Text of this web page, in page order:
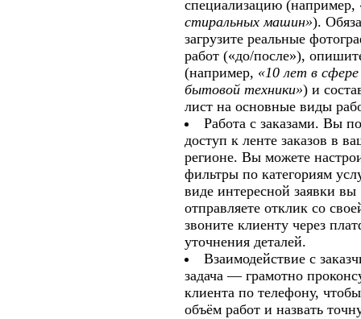
специализацию (например,
стиральных машин»).
загрузите реальные
работ («до/после»),
(например, «10 лет в
бытовой техники») и
лист на основные виды
Работа с заказами. Вы
доступ к ленте заказов в
регионе. Вы можете
фильтры по категориям
виде интересной заявки вы
отправляете отклик со
звоните клиенту через
уточнения деталей.
Взаимодействие с
задача — грамотно
клиента по телефону,
объём работ и назвать